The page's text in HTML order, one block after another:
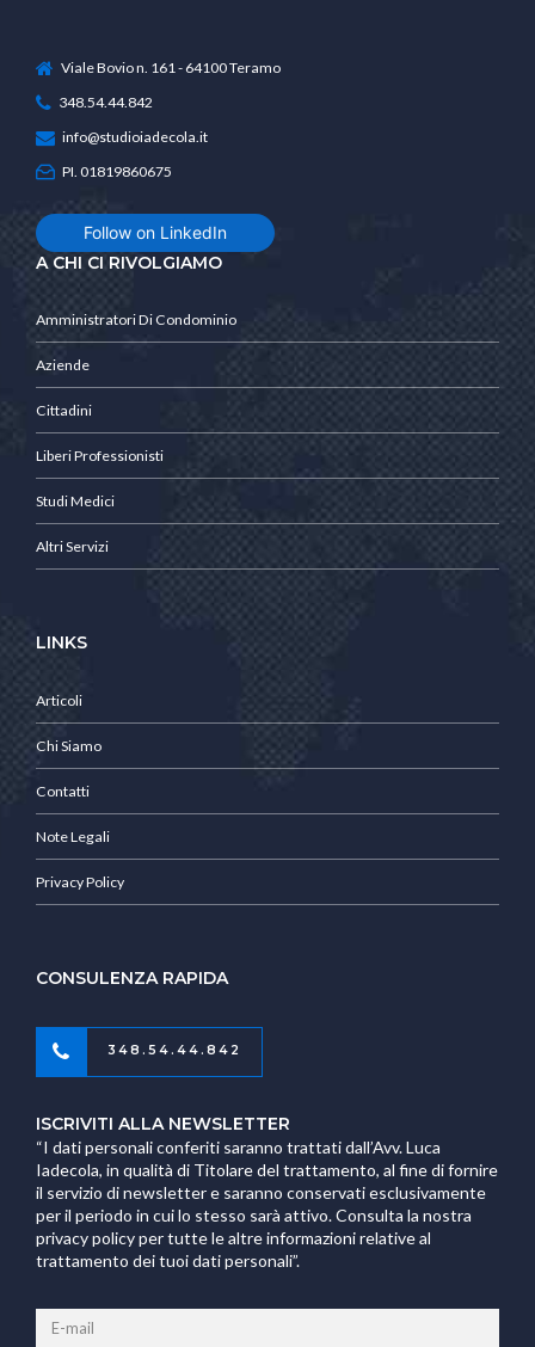
Viale Bovio n. 161 - 64100 Teramo
348.54.44.842
info@studioiadecola.it
PI. 01819860675
Follow on LinkedIn
A CHI CI RIVOLGIAMO
Amministratori Di Condominio
Aziende
Cittadini
Liberi Professionisti
Studi Medici
Altri Servizi
LINKS
Articoli
Chi Siamo
Contatti
Note Legali
Privacy Policy
CONSULENZA RAPIDA
348.54.44.842
ISCRIVITI ALLA NEWSLETTER
“I dati personali conferiti saranno trattati dall’Avv. Luca
Iadecola, in qualità di Titolare del trattamento, al fine di fornire
il servizio di newsletter e saranno conservati esclusivamente
per il periodo in cui lo stesso sarà attivo. Consulta la nostra
privacy policy per tutte le altre informazioni relative al
trattamento dei tuoi dati personali”.